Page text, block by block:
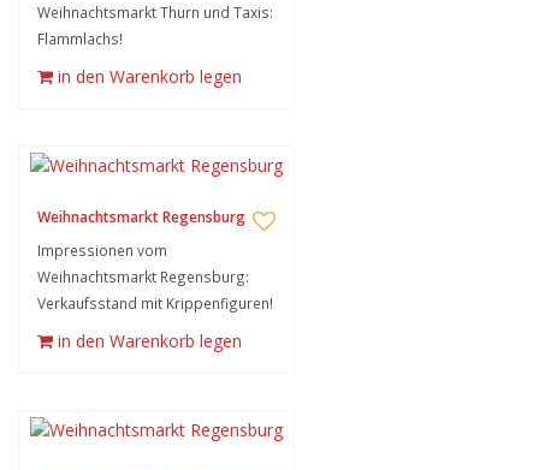
Weihnachtsmarkt Thurn und Taxis:
Flammlachs!
in den Warenkorb legen
Weihnachtsmarkt Regensburg
Impressionen vom
Weihnachtsmarkt Regensburg:
Verkaufsstand mit Krippenfiguren!
in den Warenkorb legen